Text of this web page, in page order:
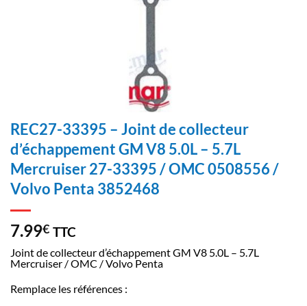
REC27-33395 – Joint de collecteur
d’échappement GM V8 5.0L – 5.7L
Mercruiser 27-33395 / OMC 0508556 /
Volvo Penta 3852468
7.99€ TTC
Joint de collecteur d’échappement GM V8 5.0L – 5.7L
Mercruiser / OMC / Volvo Penta
Remplace les références :